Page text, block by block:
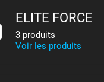
ELITE FORCE
3 produits
Voir les produits